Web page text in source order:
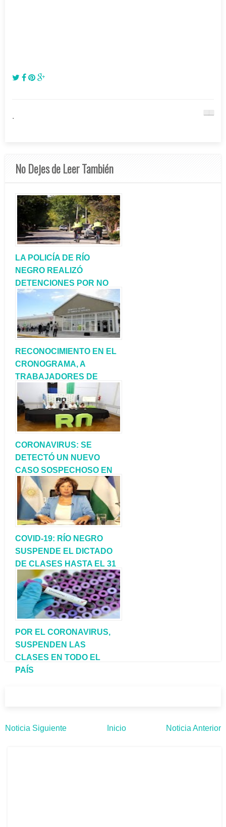
.
No Dejes de Leer También
LA POLICÍA DE RÍO
NEGRO REALIZÓ
DETENCIONES POR NO
ACATAR EL
AISLAMIENTO
PREVENTIVO
RECONOCIMIENTO EN EL
CRONOGRAMA, A
TRABAJADORES DE
SALUD PÚBLICA DE RÍO
NEGRO
CORONAVIRUS: SE
DETECTÓ UN NUEVO
CASO SOSPECHOSO EN
RÍO NEGRO
COVID-19: RÍO NEGRO
SUSPENDE EL DICTADO
DE CLASES HASTA EL 31
DE MARZO
POR EL CORONAVIRUS,
SUSPENDEN LAS
CLASES EN TODO EL
PAÍS
Noticia Siguiente Inicio Noticia Anterior